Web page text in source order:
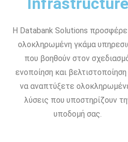
Η Databank Solutions
ολοκληρωμένη γκάμα
που βοηθούν στον
ενοποίηση και βελτιστοποίηση
να αναπτύξετε
λύσεις που υποστηρίζουν
υποδομή σας.